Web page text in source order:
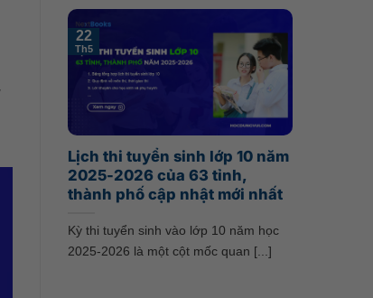
Lịch thi tuyển sinh lớp 10 năm
2025-2026 của 63 tỉnh,
thành phố cập nhật mới nhất
Kỳ thi tuyển sinh vào lớp 10 năm học
2025-2026 là một cột mốc quan [...]
22
Th5